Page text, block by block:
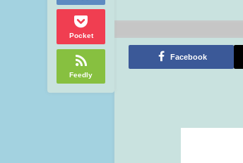
Pocket
Feedly
Facebook